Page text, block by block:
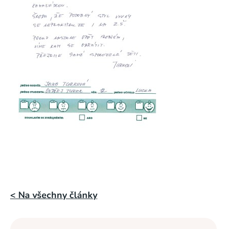
< Na všechny články